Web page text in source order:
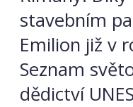
stavebním
Emilion již v
Seznam
dědictví